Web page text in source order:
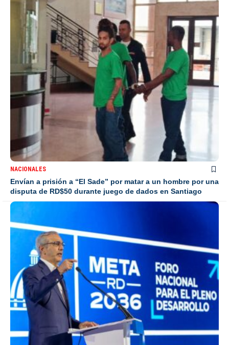
NACIONALES
Envían a prisión a “El Sade” por matar a un hombre por una
disputa de RD$50 durante juego de dados en Santiago